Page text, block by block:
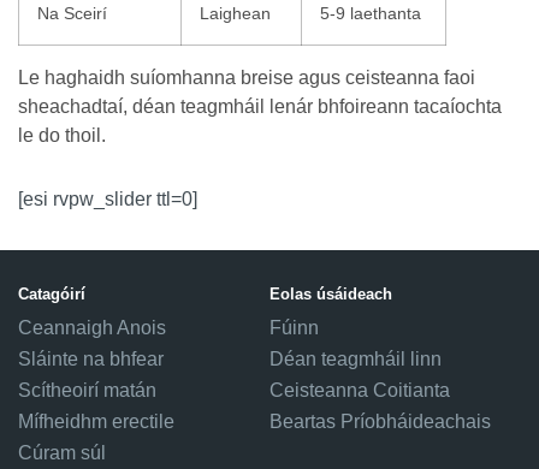
Na Sceirí Laighean 5-9 laethanta
Le haghaidh suíomhanna breise agus ceisteanna faoi
sheachadtaí, déan teagmháil lenár bhfoireann tacaíochta
le do thoil.
[esi rvpw_slider ttl=0]
Catagóirí
Ceannaigh Anois
Sláinte na bhfear
Scítheoirí matán
Mífheidhm erectile
Cúram súl
Eolas úsáideach
Fúinn
Déan teagmháil linn
Ceisteanna Coitianta
Beartas Príobháideachais